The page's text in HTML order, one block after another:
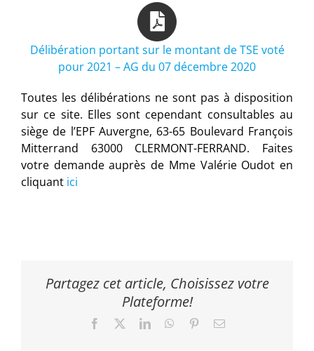
Délibération portant sur le montant de TSE voté
pour 2021 – AG du 07 décembre 2020
Toutes les délibérations ne sont pas à disposition
sur ce site. Elles sont cependant consultables au
siège de l’EPF Auvergne, 63-65 Boulevard François
Mitterrand 63000 CLERMONT-FERRAND. Faites
votre demande auprès de Mme Valérie Oudot en
cliquant ici
Partagez cet article, Choisissez votre
Plateforme!
Facebook LinkedInWhatsApp
PinterestEmail